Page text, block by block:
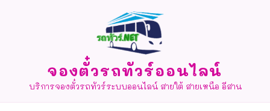
จองตั๋วรถทัวร์ออนไลน์
บริการจองตั๋วรถทัวร์ระบบออนไลน์ สายใต้ สายเหนือ อีสาน